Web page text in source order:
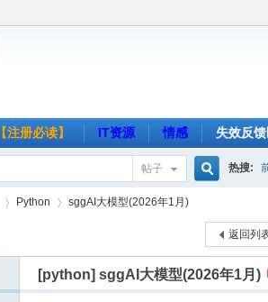
【注册必读】 IT资源 情感 失效反
帖子
索
热搜:
Python
›
sggAI大模型(2026年1月)
返回列
[python] sggAI大模型(2026年1月)